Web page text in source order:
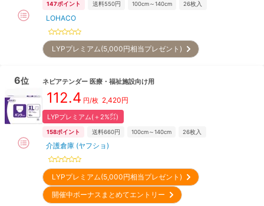
147ポイント 送料550円 100cm～140cm 26枚入
LOHACO
LYPプレミアム(5,000円相当プレゼント)
6位 ネピアテンダー 医療・福祉施設向け用
112.4 円/枚 2,420円
LYPプレミアム(＋2%㌽)
158ポイント 送料660円 100cm～140cm 26枚入
介護倉庫 (ヤフショ)
LYPプレミアム(5,000円相当プレゼント)
開催中ボーナスまとめてエントリー